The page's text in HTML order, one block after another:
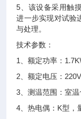
5、该设备采用触
进一步实现对试验
与处理。
技术参数：
1、额定功率：
2、额定电压：
3、测温范围：室
4、热电偶：K型，